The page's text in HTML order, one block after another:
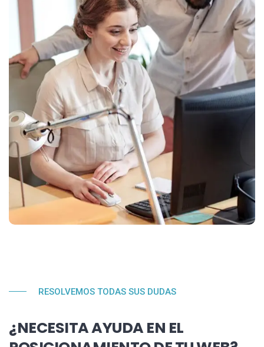
RESOLVEMOS TODAS SUS DUDAS
¿NECESITA AYUDA EN EL